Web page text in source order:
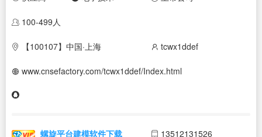
100-499人
【100107】中国·上海 tcwx1ddef
www.cnsefactory.com/tcwx1ddef/Index.html
螺旋平台建模软件下载 13512131526